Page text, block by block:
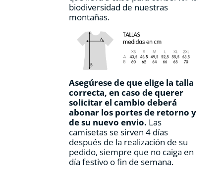
biodiversidad de nuestras
montañas.
Asegúrese de que elige la talla
correcta, en caso de querer
solicitar el cambio deberá
abonar los portes de retorno y
de su nuevo envio. Las
camisetas se sirven 4 días
después de la realización de su
pedido, siempre que no caiga en
día festivo o fin de semana.